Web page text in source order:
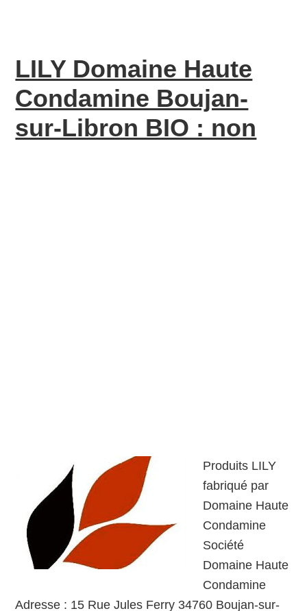
LILY Domaine Haute
Condamine Boujan-
sur-Libron BIO : non
Produits LILY
fabriqué par
Domaine Haute
Condamine
Société
Domaine Haute
Condamine
Adresse : 15 Rue Jules Ferry 34760 Boujan-sur-